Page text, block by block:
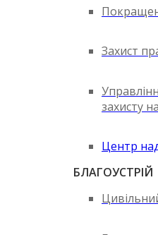
Захист
захисту
Центр
БЛАГОУСТРІЙ